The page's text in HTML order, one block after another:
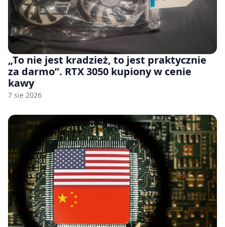
„To nie jest kradzież, to jest praktycznie
za darmo”. RTX 3050 kupiony w cenie
kawy
7 sie 2026